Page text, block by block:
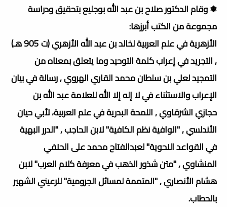
❅ وقام الدكتور صلاح بن عبد الله بوجليع بتحقيق ودراسة
مجموعة من الكتب أبرزها:
الأزهرية في علم العربية لخالد بن عبد الله الأزهري (ت 905 هـ)
, التجريد في إعراب كلمة التوحيد وما يتعلق بمعناه من
التمجيد لعلي بن سلطان محمد القاري الهروي , رسالة في بيان
الإعراب والاستثناء في لا إله إلا الله للعلامة عبد الله بن
حجازي الشرقاوي , اللمحة البدرية في علم العربية، لأبي حيان
الأندلسي , "الوافية نظم الكافية" لابن الحاجب , "الدرر البهية
في القواعد النحوية" لعبدالفتاح محمد على الحنفي
المنشاوي , "متن شذور الذهب في معرفة كلام العرب" لابن
هشام الأنصاري , "المتممة لمسائل الجرومية" للرعيني الشهير
بالحطاب.